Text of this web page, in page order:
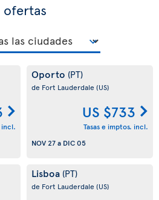
ofertas
incl.
Oporto (PT)
de Fort Lauderdale (US)
US $733
Tasas e imptos. incl.
NOV 27a DIC 05
Lisboa (PT)
de Fort Lauderdale (US)